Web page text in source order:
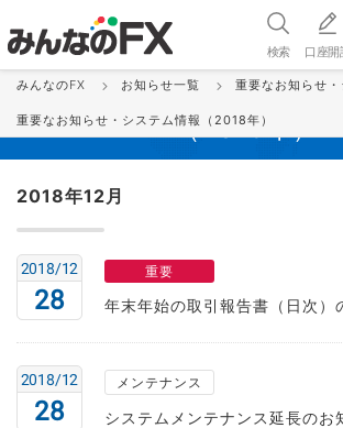
検索 口座開
重要なお知らせ・シス
（2018年）
みんなのFX お知らせ一覧 重要なお知らせ
重要なお知らせ・システム情報（2018年）
2018年12月
28
2018/12 重要
年末年始の取引報告書（日次）
28
2018/12 メンテナンス
システムメンテナンス延長のお